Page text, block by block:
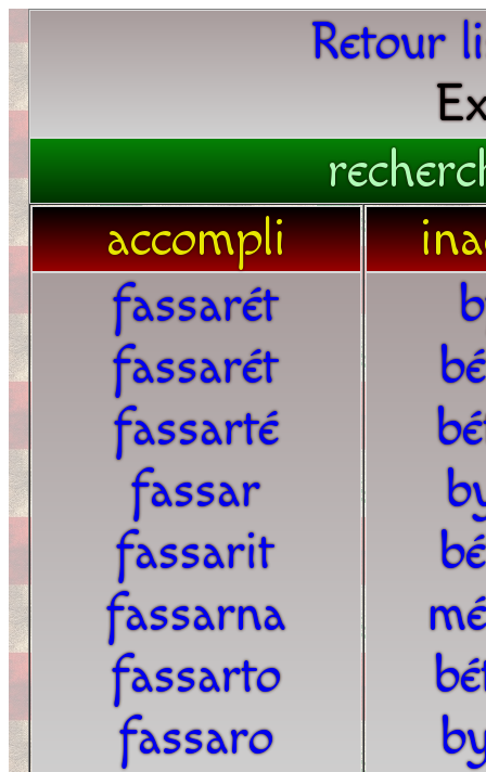
Retour
accompli
fassarét
fassarét
fassarté
fassar
fassarit
fassarna
fassarto
fassaro